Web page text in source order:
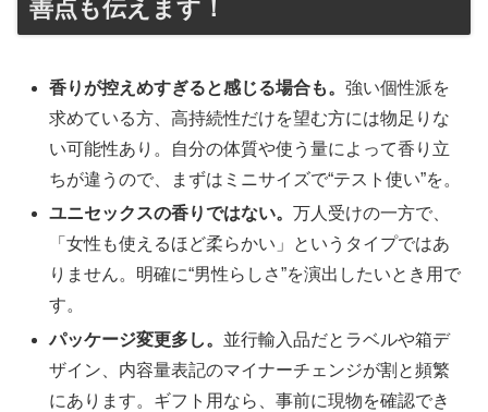
善点も伝えます！
香りが控えめすぎると感じる場合も。強い個性派を
求めている方、高持続性だけを望む方には物足りな
い可能性あり。自分の体質や使う量によって香り立
ちが違うので、まずはミニサイズで“テスト使い”を。
ユニセックスの香りではない。万人受けの一方で、
「女性も使えるほど柔らかい」というタイプではあ
りません。明確に“男性らしさ”を演出したいとき用で
す。
パッケージ変更多し。 並行輸入品だとラベルや箱デ
ザイン、内容量表記のマイナーチェンジが割と頻繁
にあります。ギフト用なら、事前に現物を確認でき